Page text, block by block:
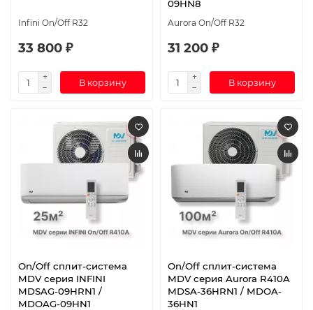
Infini On/Off R32
33 800 ₽
В корзину
09HN8
Aurora On/Off R32
31 200 ₽
В корзину
On/Off cплит-система
MDV серия INFINI
MDSAG-09HRN1 /
MDOAG-09HN1
On/Off сплит-система
MDV серия Aurora R410A
MDSA-36HRN1 / MDOA-
36HN1